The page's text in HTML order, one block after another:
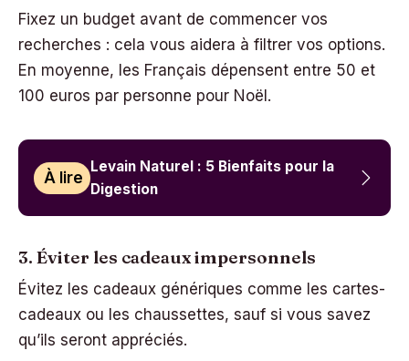
Fixez un budget avant de commencer vos
recherches : cela vous aidera à filtrer vos options.
En moyenne, les Français dépensent entre 50 et
100 euros par personne pour Noël.
À lire
Levain Naturel : 5 Bienfaits pour la
Digestion
3. Éviter les cadeaux impersonnels
Évitez les cadeaux génériques comme les cartes-
cadeaux ou les chaussettes, sauf si vous savez
qu’ils seront appréciés.